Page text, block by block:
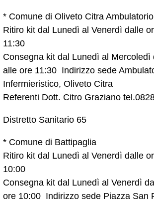
* Comune di Oliveto Citra
Ritiro kit dal Lunedì al Venerdì dalle
11:30
Consegna kit dal Lunedì al Mercoledì
alle ore 11:30 Indirizzo sede
Infermieristico, Oliveto Citra
Referenti Dott. Citro Graziano
Distretto Sanitario 65
* Comune di Battipaglia
Ritiro kit dal Lunedì al Venerdì dalle
10:00
Consegna kit dal Lunedì al Venerdì
ore 10:00 Indirizzo sede Piazza San